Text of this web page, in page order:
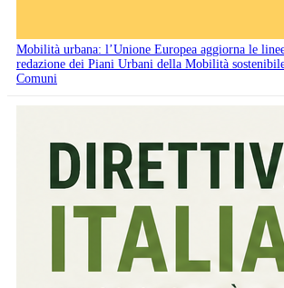
Mobilità urbana: l’Unione Europea aggiorna le
redazione dei Piani Urbani della Mobilità
Comuni